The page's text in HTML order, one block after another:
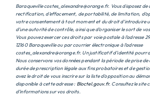
Baraqueville costes_alexandre@orange.fr. Vous disposez de
rectification, d’effacement, de portabilité, de limitation,
votre consentement à tout moment et du droit d’introduire
d’une autorité de contrôle, ainsi que d’organiser le sort de
Vous pouvez exercer ces droits par voie postale à l'adresse
12160 Baraqueville ou par courrier électronique à l'adresse
costes_alexandre@orange.fr. Un justificatif d'identité
Nous conservons vos données pendant la période de prise
durée de prescription légale aux fins probatoires et de
avez le droit de vous inscrire sur la liste d'opposition au
disponible à cette adresse : Bloctel.gouv.fr. Consultez le site
d’informations sur vos droits.